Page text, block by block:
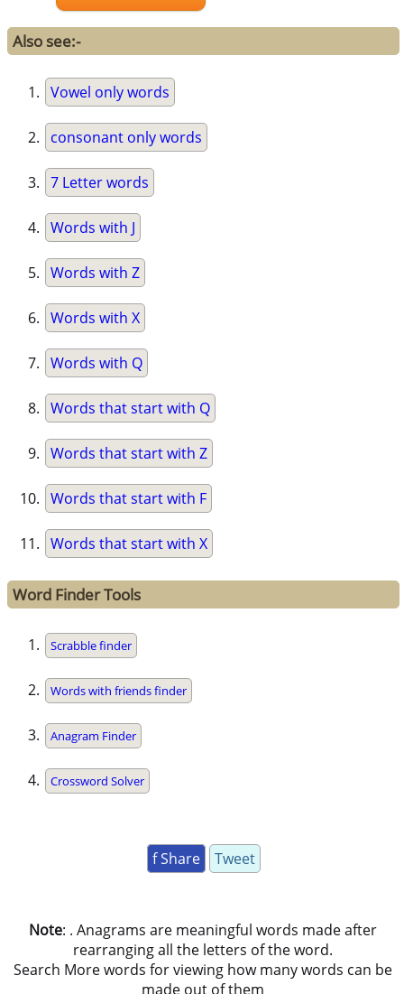
Also see:-
Vowel only words
consonant only words
7 Letter words
Words with J
Words with Z
Words with X
Words with Q
Words that start with Q
Words that start with Z
Words that start with F
Words that start with X
Word Finder Tools
Scrabble finder
Words with friends finder
Anagram Finder
Crossword Solver
f Share Tweet
Note: . Anagrams are meaningful words made after
rearranging all the letters of the word.
Search More words for viewing how many words can be
made out of them